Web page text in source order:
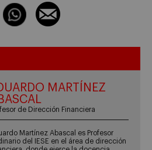
MARTÍNEZ
de Dirección Financiera
Martínez Abascal es Profesor
del IESE en el área de dirección